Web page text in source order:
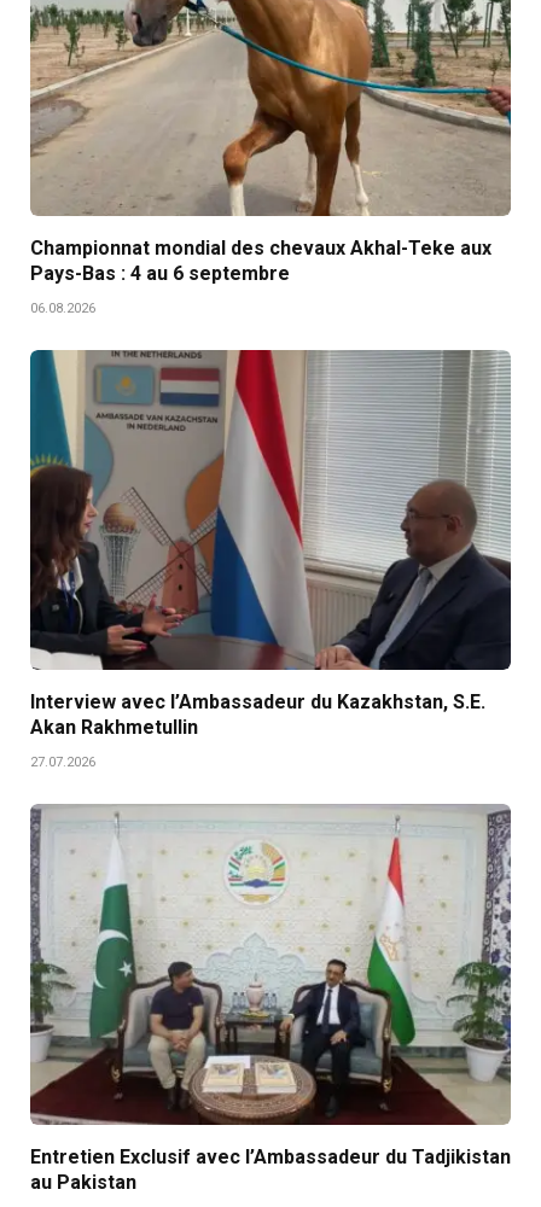
Championnat mondial des chevaux Akhal-Teke aux
Pays-Bas : 4 au 6 septembre
06.08.2026
Interview avec l’Ambassadeur du Kazakhstan, S.E.
Akan Rakhmetullin
27.07.2026
Entretien Exclusif avec l’Ambassadeur du Tadjikistan
au Pakistan